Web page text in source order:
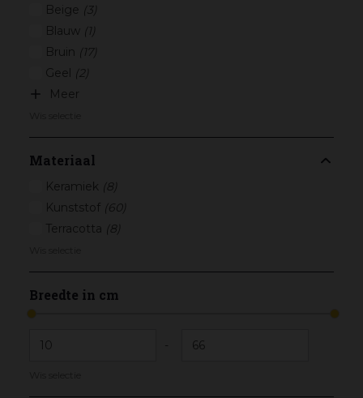
Beige (3)
Blauw
(1)
Bruin (17)
Geel (2)
Meer
Materiaal
Keramiek (8)
Kunststof (60)
Terracotta (8)
Breedte in cm
-